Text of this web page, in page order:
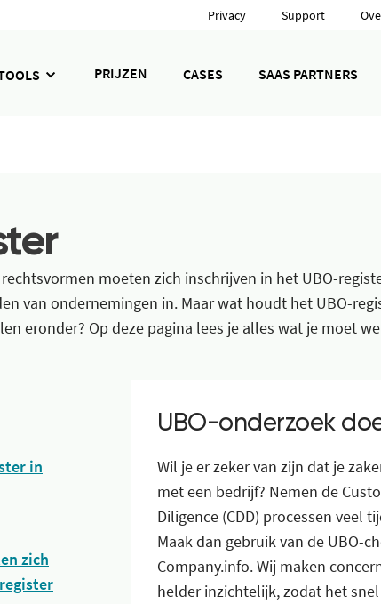
Privacy Support
PRIJZEN CASES SAAS PARTNERS
moeten zich inschrijven in het UBO-
van ondernemingen in. Maar wat houdt het UBO-
eronder? Op deze pagina lees je alles wat je moet
in
zich
UBO-onderzoek
Wil je er zeker van zijn dat je
met een bedrijf? Nemen de
Diligence (CDD) processen veel
Maak dan gebruik van de UBO-
Company.info. Wij maken
helder inzichtelijk, zodat het